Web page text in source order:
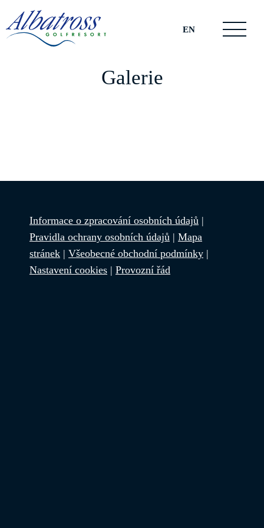
EN
Galerie
Informace o zpracování osobních údajů |
Pravidla ochrany osobních údajů | Mapa
stránek | Všeobecné obchodní podmínky |
Nastavení cookies | Provozní řád